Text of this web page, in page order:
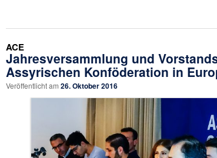
ACE
Jahresversammlung und
Assyrischen Konföderation in
Veröffentlicht am 26. Oktober 2016